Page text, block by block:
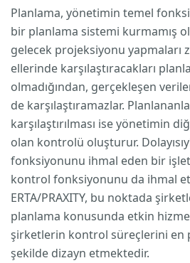
Planlama, yönetimin temel
bir planlama sistemi kurmamış
gelecek projeksiyonu yapmaları
ellerinde karşılaştıracakları
olmadığından, gerçekleşen
de karşılaştıramazlar.
karşılaştırılması ise yönetimin
olan kontrolü oluşturur.
fonksiyonunu ihmal eden bir
kontrol fonksiyonunu da ihmal
ERTA/PRAXITY, bu noktada
planlama konusunda etkin
şirketlerin kontrol süreçlerini en
şekilde dizayn etmektedir.